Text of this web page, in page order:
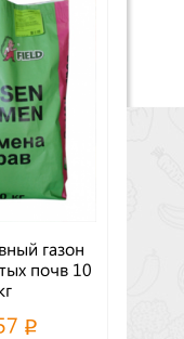
газон
почв 10